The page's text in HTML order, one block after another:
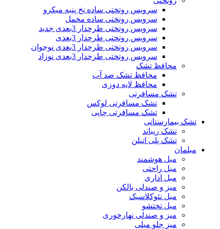
سرویس روتختی ساده نخ پنبه میکرو
سرویس روتختی ساده مخمل
سرویس روتختی طرحدار 3بعدی جدید
سرویس روتختی طرحدار 3بعدی
سرویس روتختی طرحدار 3بعدی نوجوان
سرویس روتختی طرحدار 3بعدی نوزاد
محافظ تشک
محافظ تشک ضد آب
محافظ لایه دوزی
تشک مسافرتی
تشک مسافرتی لوکس
تشک مسافرتی چاپی
تشک بیمارستانی
تشک ریباند
تشک پلی اتیلن
مبلمان
مبل هوشمند
مبل راحتی
مبل اداری
میز و صندلی بالکن
مبل نئوکلاسیک
مبل تختشو
میز و صندلی نهارخوری
میز جلو مبلی